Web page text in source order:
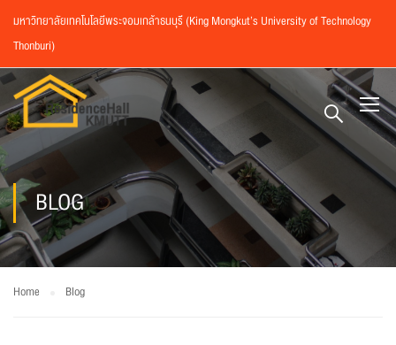
มหาวิทยาลัยเทคโนโลยีพระจอมเกล้าธนบุรี (King Mongkut’s University of Technology
Thonburi)
BLOG
Home Blog